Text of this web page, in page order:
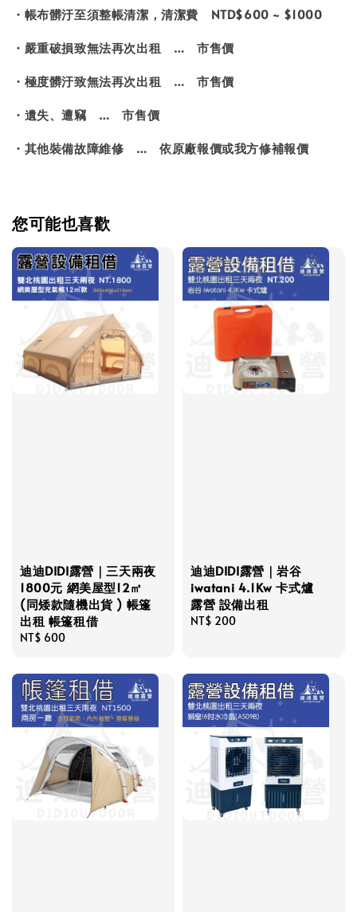
・帳布髒汙至須整帳清潔，清潔費 NTD$600 ~ $1000
・嚴重破損致無法再次出租 … 市售價
・極度髒汙致無法再次出租 … 市售價
・遺失、遭竊 … 市售價
・其他裝備故障維修 … 依原廠報價或我方修補報價
您可能也喜歡
迪迪DIDI露營｜三天兩夜
1800元 網美屋型12㎡
(同矮款隨機出貨 ) 帳篷
出租 帳篷租借
Regular
NT$ 600
迪迪DIDI露營｜岩谷
iwatani 4.1Kw 卡式爐
露營 設備出租
Regular
NT$ 200